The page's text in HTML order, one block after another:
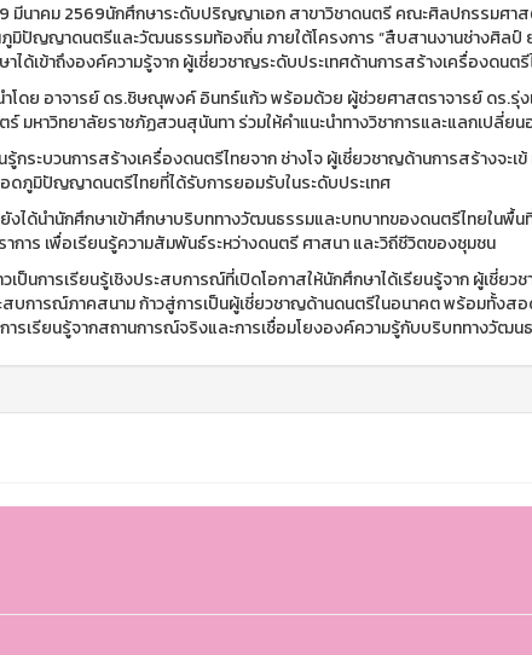
9 มีนาคม 2569นักศึกษาระดับปริญญาเอก สาขาวิชาดนตรี คณะศิลปกรรมศา
มิปัญญาดนตรีและวัฒนธรรมท้องถิ่น ภายใต้โครงการ “สืบสานงานช่างศิลป์
าได้เข้าถึงองค์ความรู้จาก ผู้เชี่ยวชาญระดับประเทศด้านการสร้างเครื่องดนตรี
โดย อาจารย์ ดร.ชิษณุพงค์ อินทร์แก้ว พร้อมด้วย ผู้ช่วยศาสตราจารย์ ดร.
มหาวิทยาลัยราชภัฏสวนสุนันทา ร่วมให้คำแนะนำทางวิชาการและแลกเปลี่ย
รู้กระบวนการสร้างเครื่องดนตรีไทยจาก ช่างโจ ผู้เชี่ยวชาญด้านการสร้างจะ
ภูมิปัญญาดนตรีไทยที่ได้รับการยอมรับในระดับประเทศ
งได้นำนักศึกษาเข้าศึกษาบริบททางวัฒนธรรมและบทบาทของดนตรีไทยในพื้
การ เพื่อเรียนรู้ความสัมพันธ์ระหว่างดนตรี ศาสนา และวิถีชีวิตของชุมชน
เป็นการเรียนรู้เชิงประสบการณ์ที่เปิดโอกาสให้นักศึกษาได้เรียนรู้จาก ผู้เชี่
สบการณ์ภาคสนาม ก้าวสู่การเป็นผู้เชี่ยวชาญด้านดนตรีในอนาคต พร้อมทั้ง
ารเรียนรู้จากสถานการณ์จริงและการเชื่อมโยงองค์ความรู้กับบริบททางวัฒ